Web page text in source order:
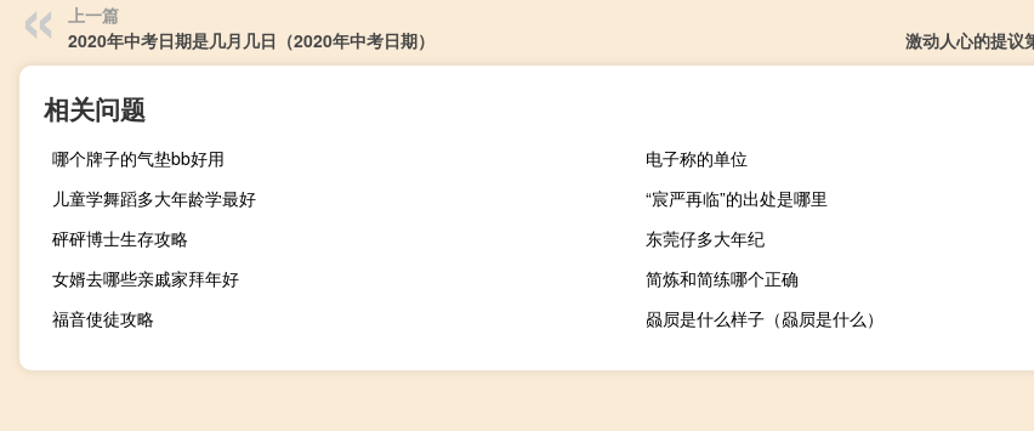
上一篇
2020年中考日期是几月几日（2020年中考日期）
激动人心的提议
相关问题
哪个牌子的气垫bb好用
电子称的单位
儿童学舞蹈多大年龄学最好
“宸严再临”的出处是哪里
砰砰博士生存攻略
东莞仔多大年纪
女婿去哪些亲戚家拜年好
简炼和简练哪个正确
福音使徒攻略
赑屃是什么样子（赑屃是什么）